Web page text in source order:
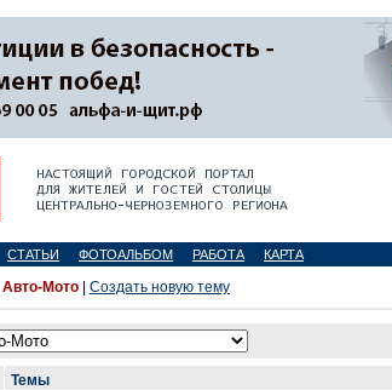
СТАТЬИ ФОТОАЛЬБОМ РАБОТА КАРТА
Авто-Мото Создать новую тему
Темы